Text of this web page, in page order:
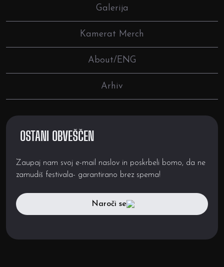
Galerija
Kamerat Merch
About/ENG
Arhiv
OSTANI OBVEŠČEN
Zaupaj nam svoj e-mail naslov in poskrbeli bomo, da ne
zamudiš festivala- garantirano brez spema!
Naroči se